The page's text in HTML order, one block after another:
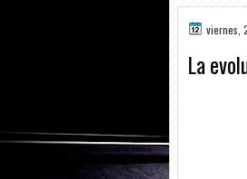
viernes,
La